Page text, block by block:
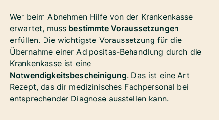
Wer beim Abnehmen Hilfe von der Krankenkasse
erwartet, muss bestimmte Voraussetzungen
erfüllen. Die wichtigste Voraussetzung für die
Übernahme einer Adipositas-Behandlung durch die
Krankenkasse ist eine
Notwendigkeitsbescheinigung. Das ist eine Art
Rezept, das dir medizinisches Fachpersonal bei
entsprechender Diagnose ausstellen kann.